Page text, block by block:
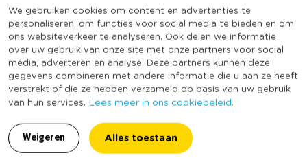
We gebruiken cookies om content en advertenties te
personaliseren, om functies voor social media te bieden en om
ons websiteverkeer te analyseren. Ook delen we informatie
over uw gebruik van onze site met onze partners voor social
media, adverteren en analyse. Deze partners kunnen deze
gegevens combineren met andere informatie die u aan ze heeft
verstrekt of die ze hebben verzameld op basis van uw gebruik
van hun services. Lees meer in ons cookiebeleid.
Weigeren Alles toestaan
* Verlichtingssnoer los verkrijgbaar
Kleur
Zwart
Duurzaamheidsscore
(Nog) geen score
bekend
Voor het schrijven van een review is een geldig e-mail adres nodig